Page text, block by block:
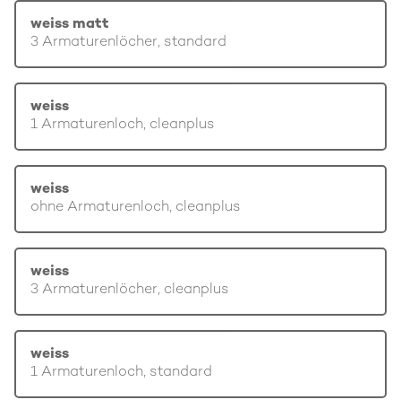
weiss matt
3 Armaturenlöcher, standard
weiss
1 Armaturenloch, cleanplus
weiss
ohne Armaturenloch, cleanplus
weiss
3 Armaturenlöcher, cleanplus
weiss
1 Armaturenloch, standard